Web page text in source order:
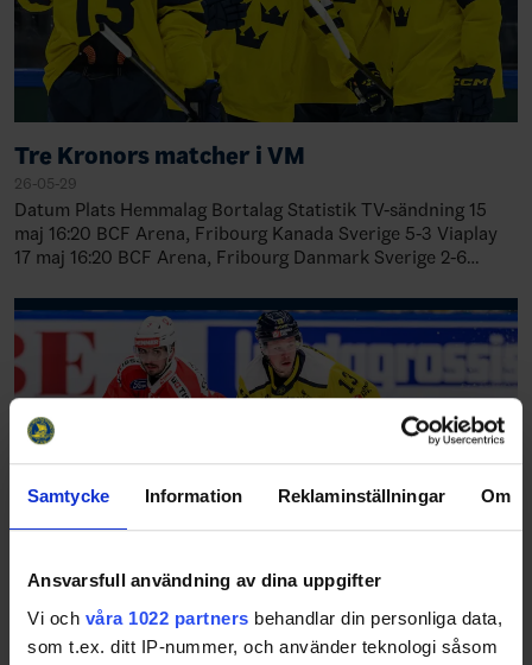
Samtycke Information Reklaminställningar Om
Ansvarsfull användning av dina uppgifter
Vi och våra 1022 partners behandlar din personliga data,
som t.ex. ditt IP-nummer, och använder teknologi såsom
Tre Kronors matcher i VM
26-05-29
Datum Plats Hemmalag Bortalag Statistik TV-sändning 15
maj 16:20 BCF Arena, Fribourg Kanada Sverige 5-3 Viaplay
17 maj 16:20 BCF Arena, Fribourg Danmark Sverige 2-6
Tolv VM-debutanter i Tre Kronors
preliminära VM-trupp